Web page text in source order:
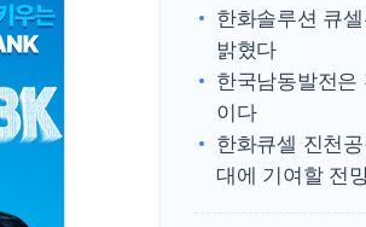
한화솔루션 큐
밝혔다
한국남동발전은
이다
한화큐셀 진천
대에 기여할 전